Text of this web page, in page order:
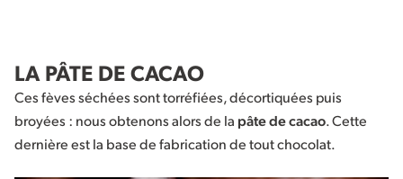
LA PÂTE DE CACAO
Ces fèves séchées sont torréfiées, décortiquées puis
broyées : nous obtenons alors de la pâte de cacao. Cette
dernière est la base de fabrication de tout chocolat.